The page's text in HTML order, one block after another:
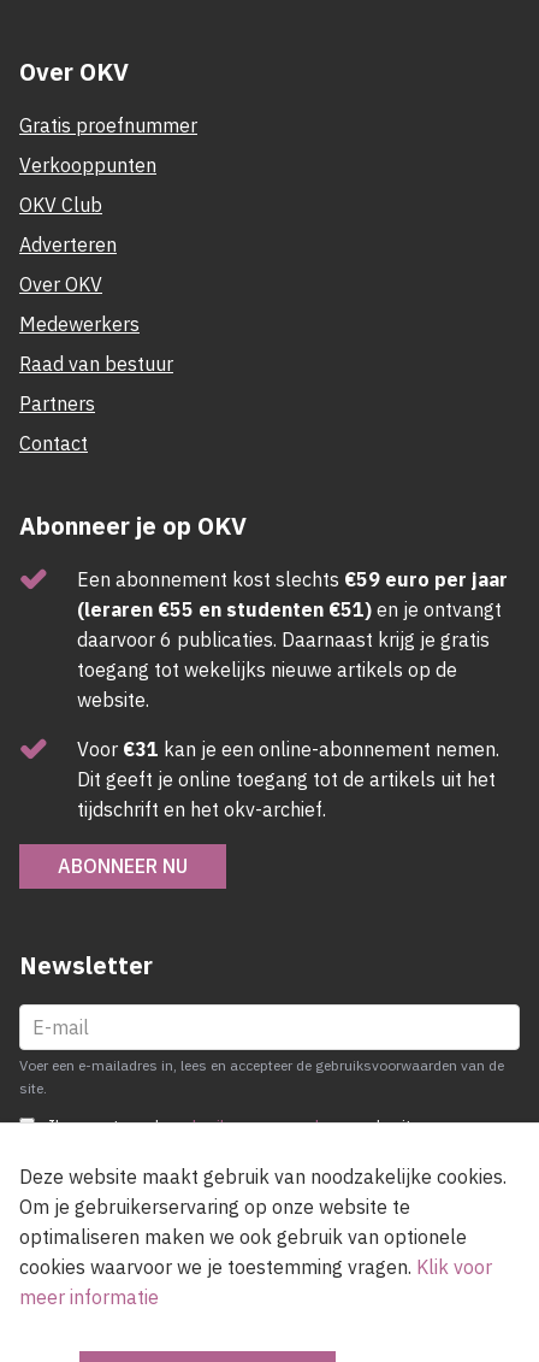
Over OKV
Gratis proefnummer
Verkooppunten
OKV Club
Adverteren
Over OKV
Medewerkers
Raad van bestuur
Partners
Contact
Abonneer je op OKV
Een abonnement kost slechts €59 euro per jaar
(leraren €55 en studenten €51) en je ontvangt
daarvoor 6 publicaties. Daarnaast krijg je gratis
toegang tot wekelijks nieuwe artikels op de
website.
Voor €31 kan je een online-abonnement nemen.
Dit geeft je online toegang tot de artikels uit het
tijdschrift en het okv-archief.
ABONNEER NU
Newsletter
Voer een e-mailadres in, lees en accepteer de gebruiksvoorwaarden van de
site.
Ik accepteer degebruiksvoorwaardenvan de site
Deze website maakt gebruik van noodzakelijke cookies.
Om je gebruikerservaring op onze website te
optimaliseren maken we ook gebruik van optionele
cookies waarvoor we je toestemming vragen. Klik voor
meer informatie